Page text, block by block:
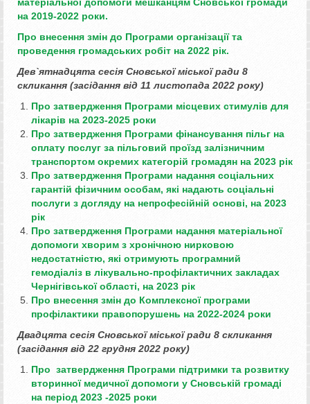
на 2019-2022 роки.
Про внесення змін до Програми організації та
проведення громадських робіт на 2022 рік.
Дев`ятнадцята сесія Сновської міської ради 8
скликання (засідання від 11 листопада 2022 року)
Про затвердження Програми місцевих стимулів для
лікарів на 2023-2025 роки
Про затвердження Програми фінансування пільг на
оплату послуг за пільговий проїзд залізничним
транспортом окремих категорій громадян на 2023 рік
Про затвердження Програми надання соціальних
гарантій фізичним особам, які надають соціальні
послуги з догляду на непрофесійній основі, на 2023
рік
Про затвердження Програми надання матеріальної
допомоги хворим з хронічною нирковою
недостатністю, які отримують програмний
гемодіаліз в лікувально-профілактичних закладах
Чернігівської області, на 2023 рік
Про внесення змін до Комплексної програми
профілактики правопорушень на 2022-2024 роки
Двадцята сесія Сновської міської ради 8 скликання
(засідання від 22 грудня 2022 року)
Про затвердження Програми підтримки та розвитку
вторинної медичної допомоги у Сновській громаді
на період 2023 -2025 роки